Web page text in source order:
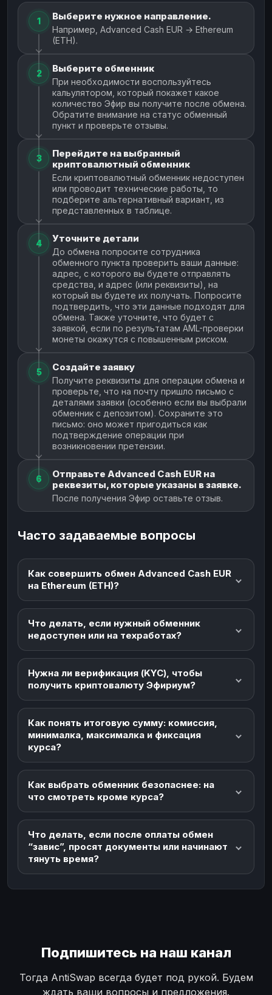
1 Выберите нужное направление.
Например, Advanced Cash EUR → Ethereum
(ETH).
2 Выберите обменник
При необходимости воспользуйтесь
кальулятором, который покажет какое
количество Эфир вы получите после обмена.
Обратите внимание на статус обменный
пункт и проверьте отзывы.
3
Перейдите на выбранный
криптовалютный обменник
Если криптовалютный обменник недоступен
или проводит технические работы, то
подберите альтернативный вариант, из
представленных в таблице.
4 Уточните детали
До обмена попросите сотрудника
обменного пункта проверить ваши данные:
адрес, с которого вы будете отправлять
средства, и адрес (или реквизиты), на
который вы будете их получать. Попросите
подтвердить, что эти данные подходят для
обмена. Также уточните, что будет с
заявкой, если по результатам AML-проверки
монеты окажутся с повышенным риском.
5 Создайте заявку
Получите реквизиты для операции обмена и
проверьте, что на почту пришло письмо с
деталями заявки (особенно если вы выбрали
обменник с депозитом). Сохраните это
письмо: оно может пригодиться как
подтверждение операции при
возникновении претензии.
6
Отправьте Advanced Cash EUR на
реквезиты, которые указаны в заявке.
После получения Эфир оставьте отзыв.
Часто задаваемые вопросы
Как совершить обмен Advanced Cash EUR
на Ethereum (ETH)?
Что делать, если нужный обменник
недоступен или на техработах?
Нужна ли верификация (KYC), чтобы
получить криптовалюту Эфириум?
Как понять итоговую сумму: комиссия,
минималка, максималка и фиксация
курса?
Как выбрать обменник безопаснее: на
что смотреть кроме курса?
Что делать, если после оплаты обмен
“завис”, просят документы или начинают
тянуть время?
Подпишитесь на наш канал
Тогда AntiSwap всегда будет под рукой. Будем
ждать ваши вопросы и предложения.